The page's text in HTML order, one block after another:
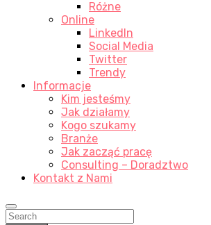
Różne
Online
LinkedIn
Social Media
Twitter
Trendy
Informacje
Kim jesteśmy
Jak działamy
Kogo szukamy
Branże
Jak zacząć pracę
Consulting – Doradztwo
Kontakt z Nami